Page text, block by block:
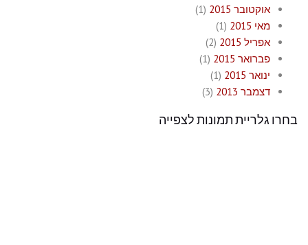
אוקטובר 2015
(1)
מאי 2015
(1)
אפריל 2015
(2)
פברואר 2015
(1)
ינואר 2015
(1)
דצמבר 2013
(3)
בחרו גלריית תמונות לצפייה